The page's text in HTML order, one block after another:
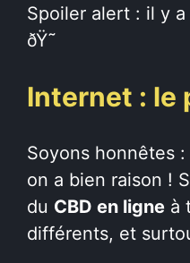
Spoiler alert : il y
ðŸ˜
Internet : le
Soyons honnêtes
on a bien raison !
du CBD en ligne à
différents, et